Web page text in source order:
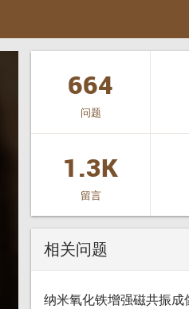
664
问题
1.3K
留言
相关问题
纳米氧化铁增强磁共振成